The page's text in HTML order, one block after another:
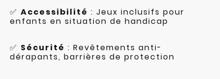
✅ Accessibilité : Jeux inclusifs pour
enfants en situation de handicap
✅ Sécurité : Revêtements anti-
dérapants, barrières de protection